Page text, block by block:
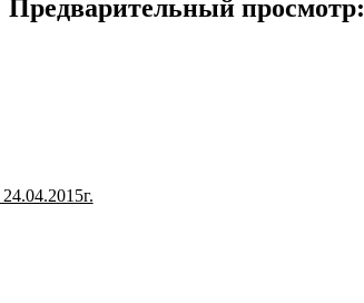
Предварительный просмотр: